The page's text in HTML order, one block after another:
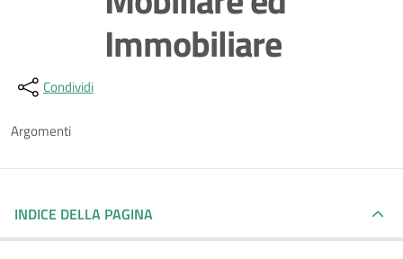
Immobiliare
Condividi
Argomenti
INDICE DELLA PAGINA